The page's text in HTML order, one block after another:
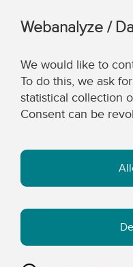
Webanalyze /
We would like to
To do this, we ask
statistical collection
Consent can be